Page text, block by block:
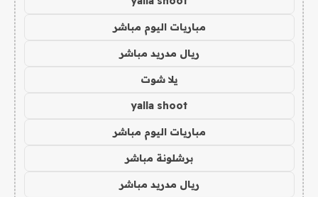
مباريات اليوم مباشر
ريال مدريد مباشر
يلا شوت
yalla shoot
مباريات اليوم مباشر
برشلونة مباشر
ريال مدريد مباشر